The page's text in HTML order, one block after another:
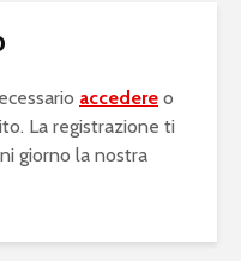
accedere o
La registrazione ti
giorno la nostra